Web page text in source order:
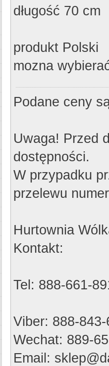
długość 70 cm
produkt Polski
mozna
Podane ceny
Uwaga! Przed
dostępności.
W przypadku
przelewu
Hurtownia
Kontakt:
Tel: 888-661-
Viber: 888-
Wechat: 889-
Email: